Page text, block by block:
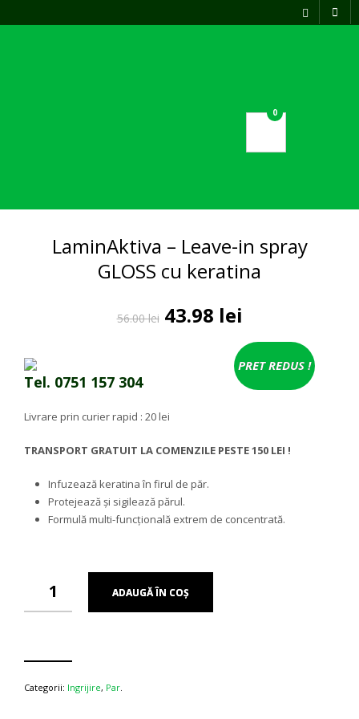
0
LaminAktiva – Leave-in spray
GLOSS cu keratina
56.00lei Prețul
inițial
56.00 lei.
43.98 lei
este:
43.98 lei.
PRET REDUS !
Tel. 0751 157 304
Livrare prin curier rapid : 20 lei
TRANSPORT GRATUIT LA COMENZILE PESTE 150 LEI !
Infuzează keratina în firul de păr.
Protejează și sigilează părul.
Formulă multi-funcțională extrem de concentrată.
ADAUGĂ ÎN COȘ
Categorii: Ingrijire, Par.